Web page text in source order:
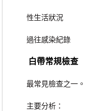
性生活狀況
過往感染紀錄
白帶常規檢查
最常見檢查之一。
主要分析：